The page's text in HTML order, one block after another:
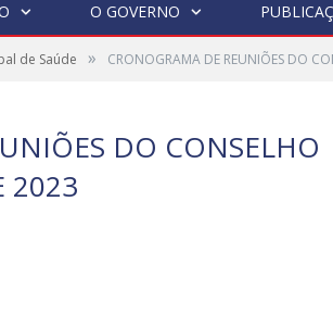
O GOVERNO
de Saúde » CRONOGRAMA DE REUNIÕES DO
DO CONSELHO
2023